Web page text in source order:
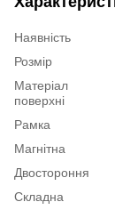
Наявність
Розмір
Матеріал
поверхні
Рамка
Магнітна
Двостороння
Складна